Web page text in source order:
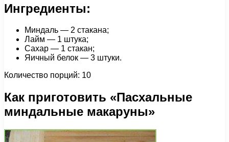
Ингредиенты:
Миндаль — 2 стакана;
Лайм — 1 штука;
Сахар — 1 стакан;
Яичный белок — 3 штуки.
Количество порций: 10
Как приготовить «Пасхальные
миндальные макаруны»